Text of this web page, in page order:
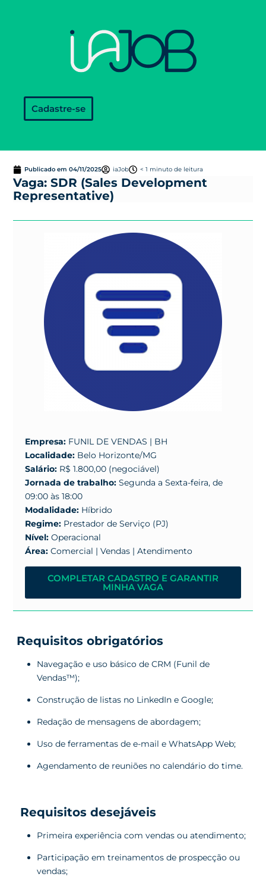
Cadastre-se
Publicado em 04/11/2025 iaJob < 1 minuto de leitura
Vaga: SDR (Sales Development
Representative)
Empresa: FUNIL DE VENDAS | BH
Localidade: Belo Horizonte/MG
Salário: R$ 1.800,00 (negociável)
Jornada de trabalho: Segunda a Sexta-feira, de
09:00 às 18:00
Modalidade: Híbrido
Regime: Prestador de Serviço (PJ)
Nível: Operacional
Área: Comercial | Vendas | Atendimento
COMPLETAR CADASTRO E GARANTIR
MINHA VAGA
Requisitos obrigatórios
Navegação e uso básico de CRM (Funil de
Vendas™);
Construçãode listas no LinkedIn e Google;
Redação de mensagens de abordagem;
Uso de ferramentas de e-mail e WhatsApp Web;
Agendamento de reuniões no calendário do time.
Requisitos desejáveis
Primeira experiência com vendas ou atendimento;
Participação em treinamentos de prospecção ou
vendas;